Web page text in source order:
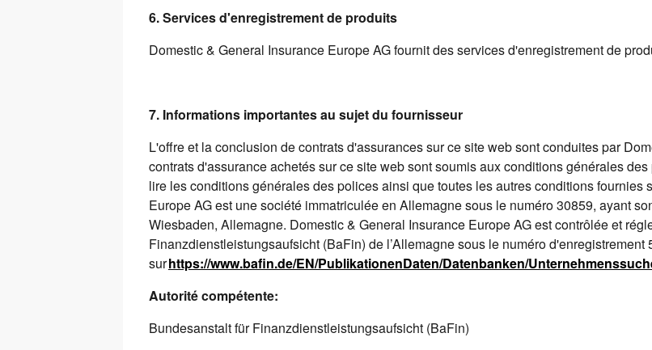
6. Services d'enregistrement de produits
Domestic & General Insurance Europe AG fournit des services d'enregistrement de
7. Informations importantes au sujet du fournisseur
L'offre et la conclusion de contrats d'assurances sur ce site web sont conduites par
contrats d'assurance achetés sur ce site web sont soumis aux conditions générales
lire les conditions générales des polices ainsi que toutes les autres conditions fournies
Europe AG est une société immatriculée en Allemagne sous le numéro 30859, ayant
Wiesbaden, Allemagne. Domestic & General Insurance Europe AG est contrôlée et
Finanzdienstleistungsaufsicht (BaFin) de l’Allemagne sous le numéro
surhttps://www.bafin.de/EN/PublikationenDaten/Datenbanken/
Autorité compétente:
Bundesanstalt für Finanzdienstleistungsaufsicht (BaFin)